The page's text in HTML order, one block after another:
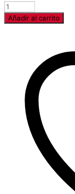
Cantidad
Añadir al carrito